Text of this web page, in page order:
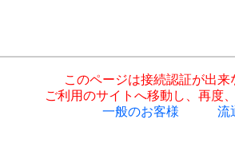
このページは接続認証が出
ご利用のサイトへ移動し、再度
一般のお客様
流